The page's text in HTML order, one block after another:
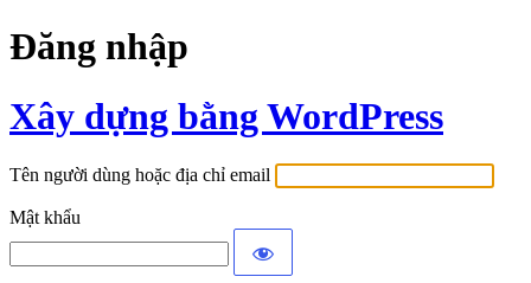
Đăng nhập
Xây dựng bằng WordPress
Tên người dùng hoặc địa chỉ email
Mật khẩu